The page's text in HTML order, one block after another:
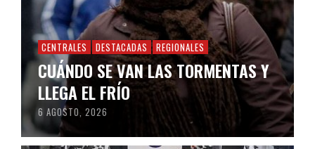
CENTRALES DESTACADAS REGIONALES
CUÁNDO SE VAN LAS TORMENTAS Y
LLEGA EL FRÍO
6 AGOSTO, 2026